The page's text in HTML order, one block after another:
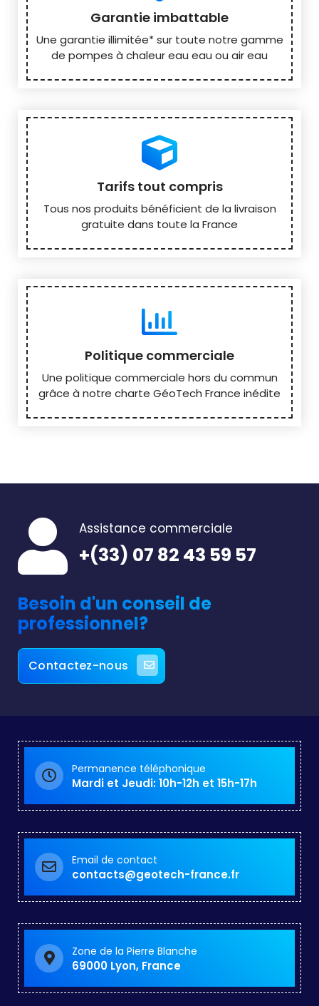
Garantie imbattable
Une garantie illimitée* sur toute notre gamme
de pompes à chaleur eau eau ou air eau
Tarifs tout compris
Tous nos produits bénéficient de la livraison
gratuite dans toute la France
Politique commerciale
Une politique commerciale hors du commun
grâce à notre charte GéoTech France inédite
Assistance commerciale
+(33) 07 82 43 59 57
Besoin d'un conseil de
professionnel?
Contactez-nous
Permanence téléphonique
Mardi et Jeudi: 10h-12h et 15h-17h
Email de contact
contacts@geotech-france.fr
Zone de la Pierre Blanche
69000 Lyon, France